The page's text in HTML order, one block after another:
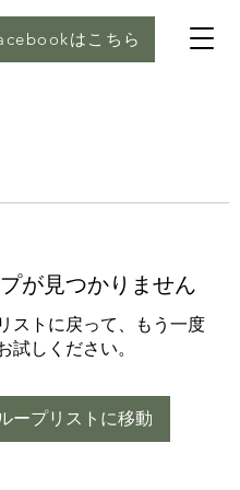
はこちら
が見つかりません
ストに戻って、もう一度
試しください。
ープリストに移動